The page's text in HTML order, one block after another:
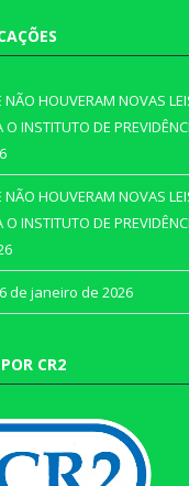
HOUVERAM NOVAS
INSTITUTO DE
HOUVERAM NOVAS
INSTITUTO DE
de janeiro de 2026
CR2